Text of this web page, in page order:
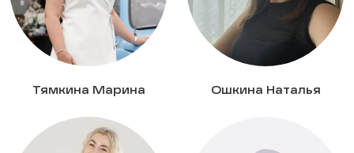
Тямкина Марина Ошкина Наталья